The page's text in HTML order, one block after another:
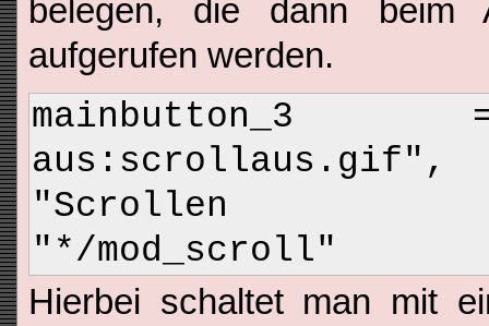
belegen, die dann beim
aufgerufen werden.
aus:scrollaus.gif",
"Scrollen
"*/mod_scroll"
Hierbei schaltet man mit